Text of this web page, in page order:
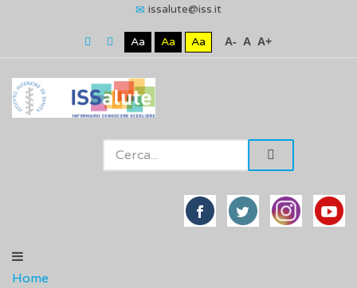
issalute@iss.it
Aa Aa Aa A- A A+
Home